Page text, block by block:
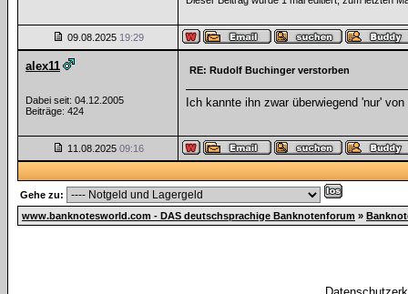
09.08.2025 19:29
alex11
Dabei seit: 04.12.2005
Beiträge: 424
RE: Rudolf Buchinger verstorben
Ich kannte ihn zwar überwiegend 'nur'
11.08.2025 09:16
Gehe zu:
www.banknotesworld.com - DAS deutschsprachige Banknotenforum »